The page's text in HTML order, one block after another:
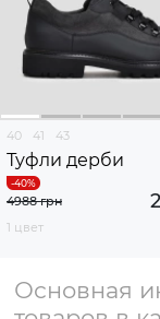
40 41 43
Туфли дерби
4988 грн
1 цвет
Основная